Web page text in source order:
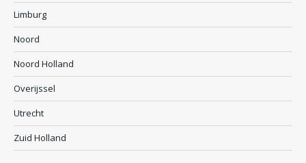
Limburg
Noord
Noord Holland
Overijssel
Utrecht
Zuid Holland